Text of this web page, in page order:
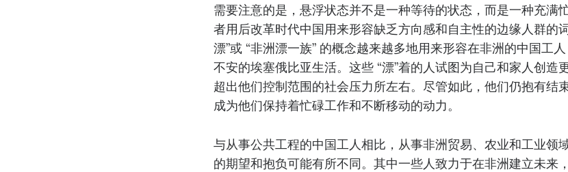
需要注意的是，悬浮状态并不是一种等待的状态，而是一种充满
者用后改革时代中国用来形容缺乏方向感和自主性的边缘人群的
漂”或 “非洲漂一族” 的概念越来越多地用来形容在非洲的中国工
不安的埃塞俄比亚生活。这些 “漂”着的人试图为自己和家人创造
超出他们控制范围的社会压力所左右。尽管如此，他们仍抱有结
成为他们保持着忙碌工作和不断移动的动力。
与从事公共工程的中国工人相比，从事非洲贸易、农业和工业领
的期望和抱负可能有所不同。其中一些人致力于在非洲建立未来